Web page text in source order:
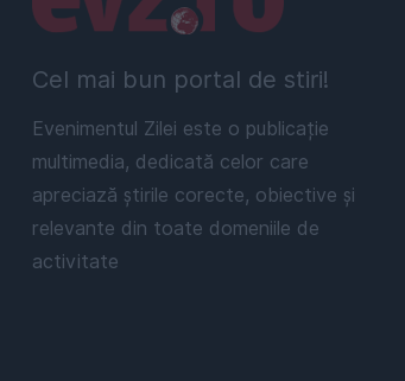
Cel mai bun portal de stiri!
Evenimentul Zilei este o publicație
multimedia, dedicată celor care
apreciază știrile corecte, obiective și
relevante din toate domeniile de
activitate